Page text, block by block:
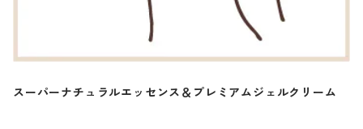
スーパーナチュラルエッセンス＆プレミアムジェルクリーム